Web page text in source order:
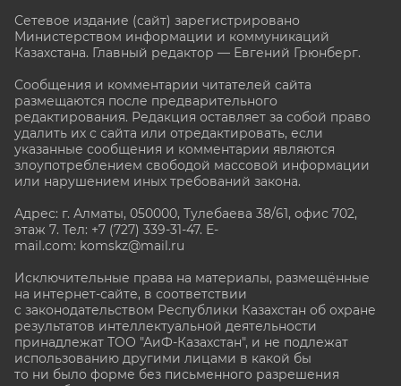
Сетевое издание (сайт) зарегистрировано
Министерством информации и коммуникаций
Казахстана. Главный редактор — Евгений Грюнберг.
Сообщения и комментарии читателей сайта
размещаются после предварительного
редактирования. Редакция оставляет за собой право
удалить их с сайта или отредактировать, если
указанные сообщения и комментарии являются
злоупотреблением свободой массовой информации
или нарушением иных требований закона.
Адрес: г. Алматы, 050000, Тулебаева 38/61, офис 702,
этаж 7. Тел: +7 (727) 339-31-47. E-
mail.com: komskz@mail.ru
Исключительные права на материалы, размещённые
на интернет-сайте, в соответствии
с законодательством Республики Казахстан об охране
результатов интеллектуальной деятельности
принадлежат ТОО "АиФ-Казахстан", и не подлежат
использованию другими лицами в какой бы
то ни было форме без письменного разрешения